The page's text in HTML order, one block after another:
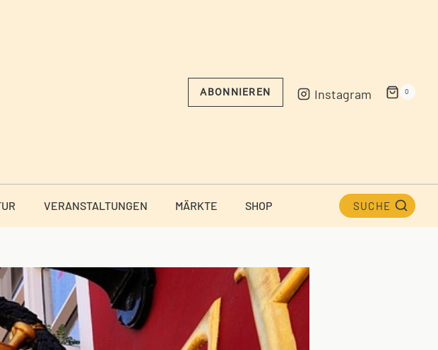
ABONNIEREN Instagram 0
VERANSTALTUNGEN MÄRKTE SHOP SUCHE